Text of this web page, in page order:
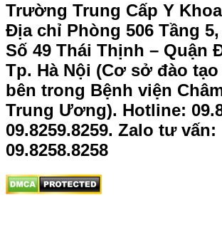
Trường Trung Cấp Y
Địa chỉ Phòng 506 Tầng 5,
Số 49 Thái Thịnh – Quận
Tp. Hà Nội (Cơ sở đào
bên trong Bệnh viện
Trung Ương). Hotline:
09.8259.8259. Zalo tư vấn:
09.8258.8258